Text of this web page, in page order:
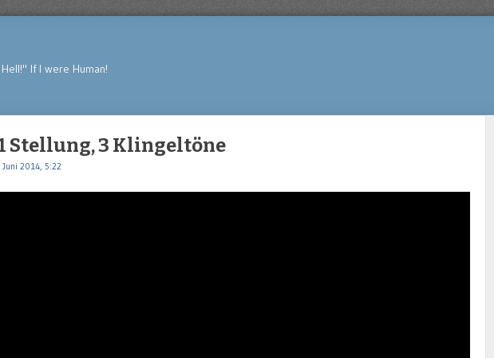
If I were Human!
Stellung, 3 Klingeltöne
Juni 2014, 5:22